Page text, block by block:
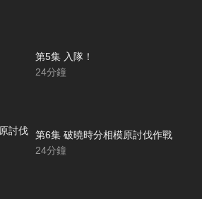
第5集 入隊！
24分鐘
第6集 破曉時分相模原討伐作戰
24分鐘